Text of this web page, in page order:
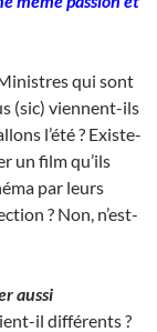
qui sont
(sic) viennent-ils
l’été ? Existe-
un film qu’ils
par leurs
? Non, n’est-
aussi
il différents ?